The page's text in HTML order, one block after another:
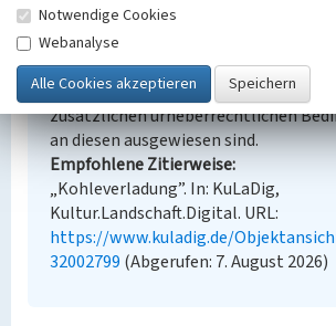
Urheberrechtlicher Hinweis
Der hier präsentierte Inhalt steht
Lizenz dl-by-de/2.0 (Namensnennung).
angezeigten Medien unterliegen
zusätzlichen urheberrechtlichen
an diesen ausgewiesen sind.
Empfohlene Zitierweise
„Kohleverladung”. In: KuLaDig,
Kultur.Landschaft.Digital. URL:
https://www.kuladig.de/
32002799 (Abgerufen: 7. August 2026)
Notwendige Cookies
Webanalyse